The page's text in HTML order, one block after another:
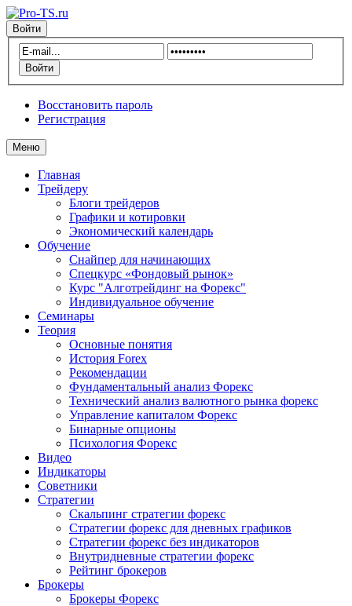
Войти
Восстановить пароль
Регистрация
Меню
Главная
Трейдеру
Блоги трейдеров
Графики и котировки
Экономический календарь
Обучение
Снайпер для начинающих
Спецкурс «Фондовый рынок»
Курс "Алготрейдинг на Форекс"
Индивидуальное обучение
Семинары
Теория
Основные понятия
История Forex
Рекомендации
Фундаментальный анализ Форекс
Технический анализ валютного рынка форекс
Управление капиталом Форекс
Бинарные опционы
Психология Форекс
Видео
Индикаторы
Советники
Стратегии
Скальпинг стратегии форекс
Стратегии форекс для дневных графиков
Стратегии форекс без индикаторов
Внутридневные стратегии форекс
Рейтинг брокеров
Брокеры
Брокеры Форекс